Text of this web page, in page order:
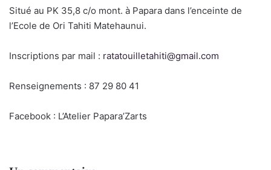
Situé au PK 35,8 c/o mont. à Papara dans l’enceinte de
l’Ecole de Ori Tahiti Matehaunui.
Inscriptions par mail : ratatouilletahiti@gmail.com
Renseignements : 87 29 80 41
Facebook : L’Atelier Papara’Zarts